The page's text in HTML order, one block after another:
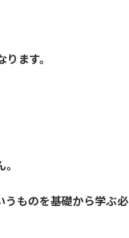
ます。
うものを基礎から学ぶ必